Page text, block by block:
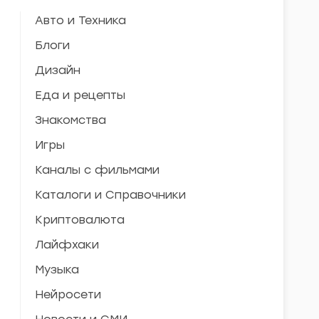
Авто и Техника
Блоги
Дизайн
Еда и рецепты
Знакомства
Игры
Каналы с фильмами
Каталоги и Справочники
Криптовалюта
Лайфхаки
Музыка
Нейросети